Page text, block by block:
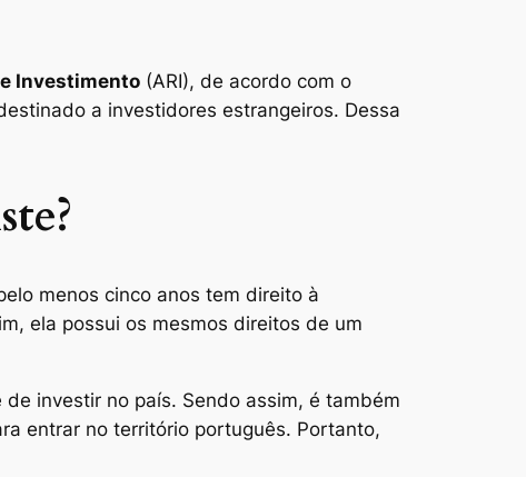
Investimento (ARI), de acordo com o
a investidores estrangeiros. Dessa
menos cinco anos tem direito à
ela possui os mesmos direitos de um
investir no país. Sendo assim, é também
entrar no território português. Portanto,